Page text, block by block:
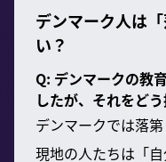
デンマーク人は
い？
Q: デンマークの教
したが、それをど
デンマークでは落
現地の人たちは「